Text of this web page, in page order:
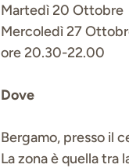
Martedì 20 Ottobre
Mercoledì 27
ore 20.30-22.00
Dove
Bergamo, presso il
La zona è quella tra